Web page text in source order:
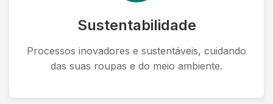
Sustentabilidade
Processos inovadores e sustentáveis, cuidando
das suas roupas e do meio ambiente.